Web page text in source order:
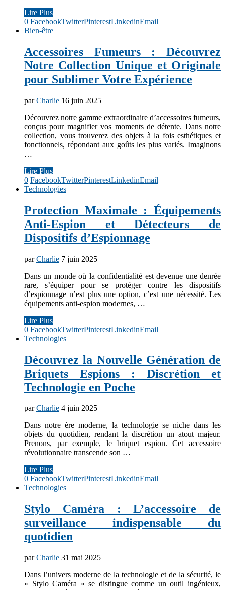
Lire Plus
0 FacebookTwitterPinterestLinkedinEmail
Bien-être
Accessoires Fumeurs : Découvrez
Notre Collection Unique et Originale
pour Sublimer Votre Expérience
parCharlie 16 juin 2025
Découvrez notre gamme extraordinaire d’accessoires fumeurs,
conçus pour magnifier vos moments de détente. Dans notre
collection, vous trouverez des objets à la fois esthétiques et
fonctionnels, répondant aux goûts les plus variés. Imaginons
…
Lire Plus
0 FacebookTwitterPinterestLinkedinEmail
Technologies
Protection Maximale : Équipements
Anti-Espion et Détecteurs de
Dispositifs d’Espionnage
parCharlie 7 juin 2025
Dans un monde où la confidentialité est devenue une denrée
rare, s’équiper pour se protéger contre les dispositifs
d’espionnage n’est plus une option, c’est une nécessité. Les
équipements anti-espion modernes, …
Lire Plus
0 FacebookTwitterPinterestLinkedinEmail
Technologies
Découvrez la Nouvelle Génération de
Briquets Espions : Discrétion et
Technologie en Poche
parCharlie 4 juin 2025
Dans notre ère moderne, la technologie se niche dans les
objets du quotidien, rendant la discrétion un atout majeur.
Prenons, par exemple, le briquet espion. Cet accessoire
révolutionnaire transcende son …
Lire Plus
0 FacebookTwitterPinterestLinkedinEmail
Technologies
Stylo Caméra : L’accessoire de
surveillance indispensable du
quotidien
parCharlie 31 mai 2025
Dans l’univers moderne de la technologie et de la sécurité, le
« Stylo Caméra » se distingue comme un outil ingénieux,